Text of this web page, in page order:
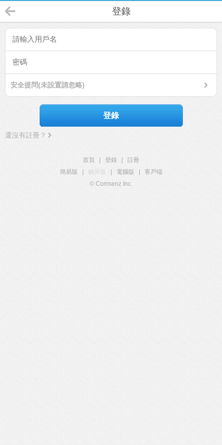
登錄
安全提問(未設置請忽略)
登錄
還沒有註冊？
首頁 登錄
註冊
簡易版
觸屏版 電腦版
客戶端
© Comsenz Inc.